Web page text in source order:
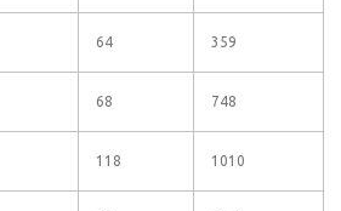
64 359
68 748
118 1010